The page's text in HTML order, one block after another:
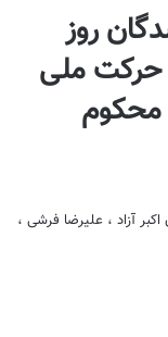
روز
حرکت ملی
محکوم
اکبر آزاد ، علیرضا فرشی ،